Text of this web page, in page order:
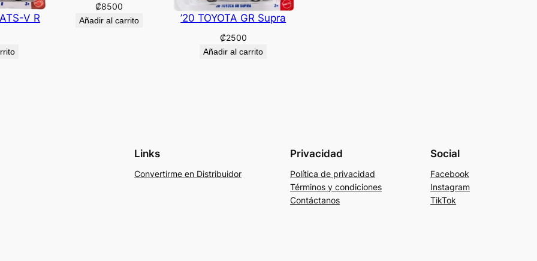
V R
₡8500
Añadir al carrito ’20 TOYOTA GR Supra
₡2500
Añadir al carrito
Links
Convertirme en Distribuidor
Privacidad
Política de privacidad
Términos y condiciones
Contáctanos
Social
Facebook
Instagram
TikTok